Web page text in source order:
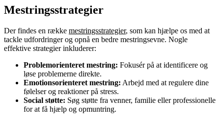
Mestringsstrategier
Der findes en række mestringsstrategier, som kan hjælpe os med at
tackle udfordringer og opnå en bedre mestringsevne. Nogle
effektive strategier inkluderer:
Problemorienteret mestring: Fokusér på at identificere og
løse problemerne direkte.
Emotionsorienteret mestring: Arbejd med at regulere dine
følelser og reaktioner på stress.
Social støtte: Søg støtte fra venner, familie eller professionelle
for at få hjælp og opmuntring.